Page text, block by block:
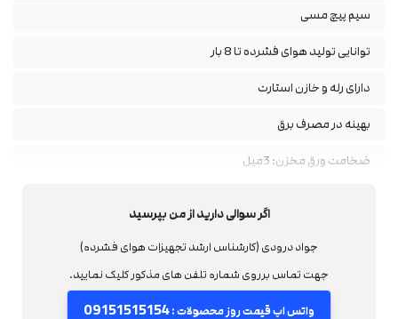
سیم پیچ مسی
توانایی تولید هوای فشرده تا 8 بار
دارای رله و خازن استارت
بهینه در مصرف برق
ضخامت ورق مخزن: 3میل
موتور استوک میباشد
اگر سوالی دارید از من بپرسید
جواد درودی (کارشناس ارشد تجهیزات هوای فشرده)
جهت تماس برروی شماره تلفن های مذکور کلیک نمایید.
واتس اپ قیمت روز محصولات :09151515154